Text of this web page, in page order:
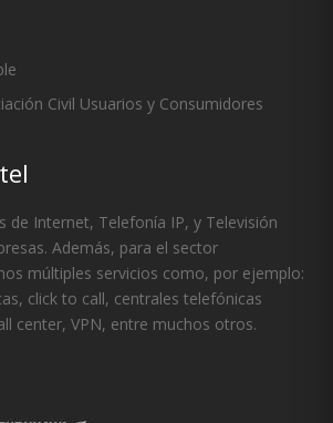
Civil Usuarios y Consumidores
de Internet, Telefonía IP, y Televisión
Además, para el sector
múltiples servicios como, por ejemplo:
click to call, centrales telefónicas
center, VPN, entre muchos otros.